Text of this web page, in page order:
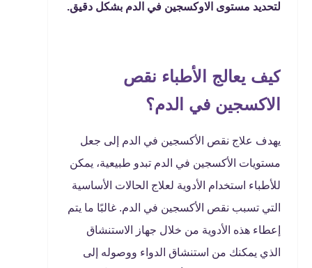
لتحديد مستوى الاوكسجين في الدم بشكل دقيق.
كيف يعالج الأطباء نقص
الاكسجين في الدم؟
يهدف علاج نقص الأكسجين في الدم إلى جعل
مستويات الأكسجين في الدم تبدو طبيعية، يمكن
للأطباء استخدام الأدوية لعلاج الحالات الأساسية
التي تسبب نقص الأكسجين في الدم. غالبًا ما يتم
إعطاء هذه الأدوية من خلال جهاز الاستنشاق
الذي يمكنك من استنشاق الدواء ووصوله إلى